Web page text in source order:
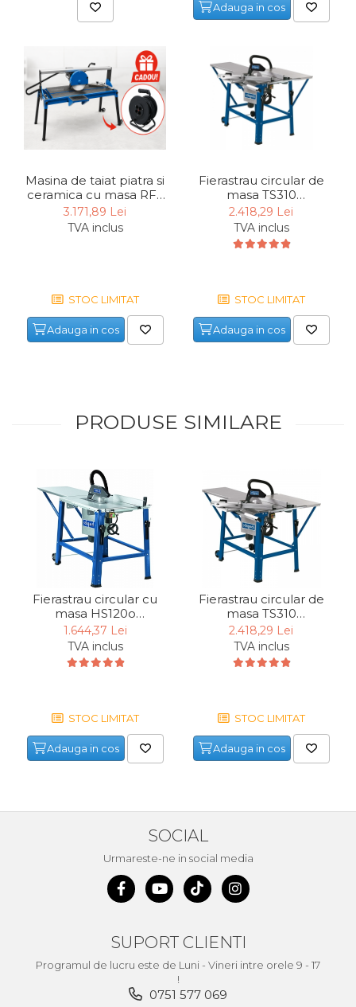
Masina de taiat piatra si
ceramica cu masa RFS
300 Gude 55376, 1500
W, Ø300 mm
3.171,89 Lei
TVA inclus
STOC LIMITAT
Adauga in cos
Adauga in cos
Fierastrau circular de
masa TS310
Scheppach
4901305901, 2200 W,
Ø315 mm
2.418,29 Lei
TVA inclus
STOC LIMITAT
Adauga in cos
PRODUSE SIMILARE
Fierastrau circular cu
masa HS120o
Scheppach
3901302915, 2200 W,
Ø315 mm
1.644,37 Lei
TVA inclus
STOC LIMITAT
Adauga in cos
Fierastrau circular de
masa TS310
Scheppach
4901305901, 2200 W,
Ø315 mm
2.418,29 Lei
TVA inclus
STOC LIMITAT
Adauga in cos
SOCIAL
Urmareste-ne in social media
SUPORT CLIENTI
Programul de lucru este de Luni - Vineri intre orele 9 - 17
!
0751 577 069